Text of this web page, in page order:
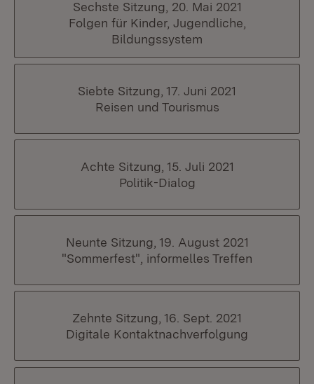
Sechste Sitzung, 20. Mai 2021
Folgen für Kinder, Jugendliche,
Bildungssystem
Siebte Sitzung, 17. Juni 2021
Reisen und Tourismus
Achte Sitzung, 15. Juli 2021
Politik-Dialog
Neunte Sitzung, 19. August 2021
"Sommerfest", informelles Treffen
Zehnte Sitzung, 16. Sept. 2021
Digitale Kontaktnachverfolgung